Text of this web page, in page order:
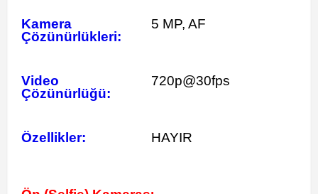
Kamera
Çözünürlükleri:
5 MP, AF
Video
Çözünürlüğü:
720p@30fps
Özellikler: HAYIR